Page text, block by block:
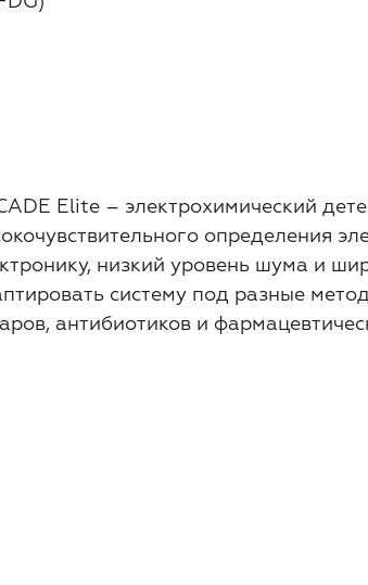
Elite – электрохимический
определения
низкий уровень шума и
систему под разные
антибиотиков и